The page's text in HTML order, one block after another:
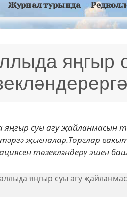
Журнал турында
яңгыр
яңгыр суы агу җайланмасын
җыеналар.Торглар
төзекләндерү эшен